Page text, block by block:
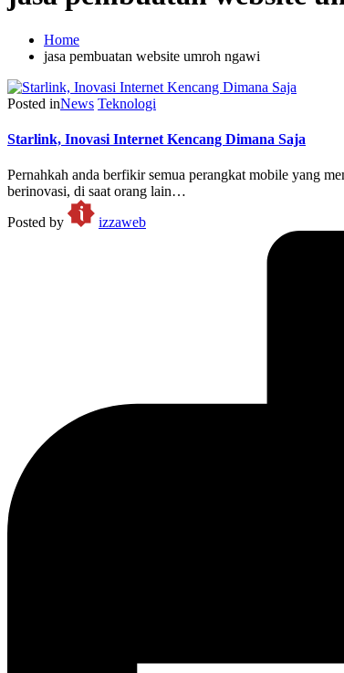
Home
jasa pembuatan website umroh ngawi
Posted inNews Teknologi
Starlink, Inovasi Internet Kencang Dimana Saja
Pernahkah anda berfikir semua perangkat mobile yang
berinovasi, di saat orang lain…
Posted by
izzaweb